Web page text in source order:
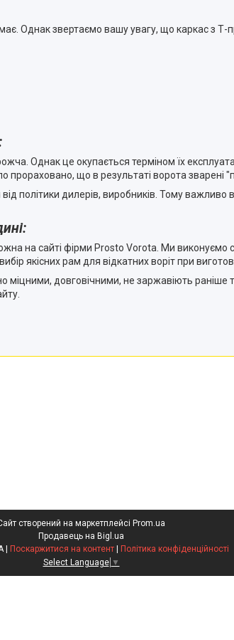
Однак звертаємо вашу увагу, що каркас з Т-
Однак це окупається терміном їх
прораховано, що в результаті ворота зварені
політики дилерів, виробників. Тому
на сайті фірми Prosto Vorota. Ми
якісних рам для відкатних воріт при
довговічними, не заржавіють раніше
створений на маркетплейсі Prom.ua
Продавець на Bigl.ua
PROSTO VOROTA | Поскаржитися на контент | Політика конфіденційності
Select Language ▼